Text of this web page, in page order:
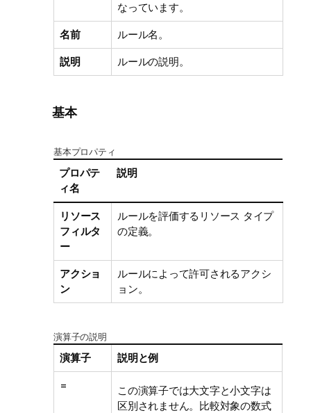
なっています。
名前 ルール名。
説明 ルールの説明。
基本
基本プロパティ
プロパテ
ィ名
説明
リソース
フィルタ
ー
ルールを評価するリソース タイプ
の定義。
アクショ
ン
ルールによって許可されるアクシ
ョン。
演算子の説明
演算子 説明と例
=
この演算子では大文字と小文字は
区別されません。比較対象の数式